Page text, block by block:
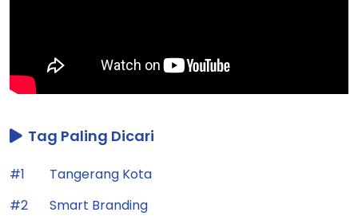
Tag Paling Dicari
#1
Tangerang Kota
#2
Smart Branding